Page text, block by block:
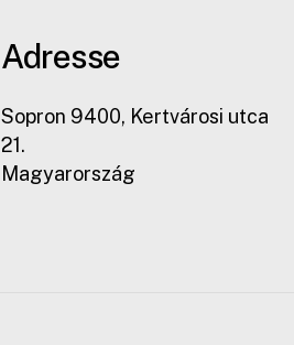
Adresse
Sopron 9400, Kertvárosi utca
21.
Magyarország